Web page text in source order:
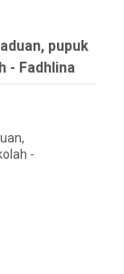
pupuk
- Fadhlina
-